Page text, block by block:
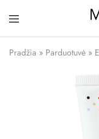
Studija
Pradžia » Parduotuvė »